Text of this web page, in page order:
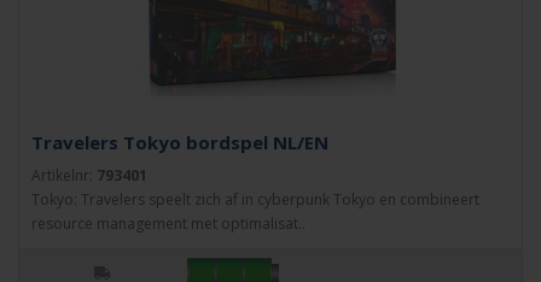
Travelers Tokyo bordspel NL/EN
Artikelnr: 793401
Tokyo: Travelers speelt zich af in cyberpunk Tokyo en combineert
resource management met optimalisat..